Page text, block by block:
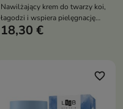
Nawilżający krem do twarzy koi,
łagodzi i wspiera pielęgnację
skóry trądzikowej oraz
pantenolem pomaga ograniczać
niedoskonałości oraz
przywracać cerze komfort
18,30 €
favorite_border